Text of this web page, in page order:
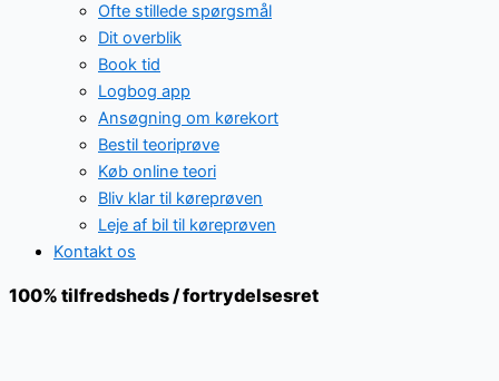
Ofte stillede spørgsmål
Dit overblik
Book tid
Logbog app
Ansøgning om kørekort
Bestil teoriprøve
Køb online teori
Bliv klar til køreprøven
Leje af bil til køreprøven
Kontakt os
100% tilfredsheds / fortrydelsesret